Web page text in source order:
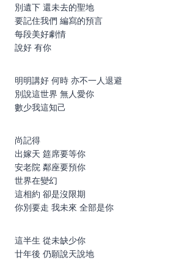
別遺下 還未去的聖地
要記住我們 編寫的預言
每段美好劇情
說好 有你
明明講好 何時 亦不一人退避
別說這世界 無人愛你
數少我這知己
尚記得
出嫁天 筵席要等你
安老院 鄰座要預你
世界在變幻
這相約 卻是沒限期
你別要走 我未來 全部是你
這半生 從未缺少你
廿年後 仍願說天說地